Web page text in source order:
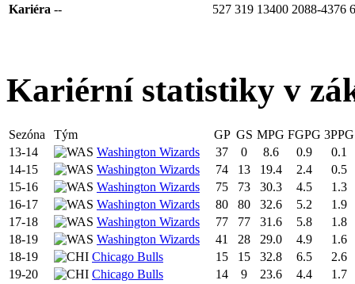
Kariéra -- 527 319 13400 2088-4376
Kariérní statistiky v
Sezóna Tým GP GS MPG FGPG 3PPG
13-14
Washington Wizards 37 0 8.6 0.9
0.1
14-15
Washington Wizards 74 13 19.4 2.4
0.5
15-16
Washington Wizards 75 73 30.3 4.5
1.3
16-17
Washington Wizards 80 80 32.6 5.2
1.9
17-18
Washington Wizards 77 77 31.6 5.8
1.8
18-19
Washington Wizards 41 28 29.0 4.9
1.6
18-19
Chicago Bulls 15 15 32.8 6.5
2.6
19-20
Chicago Bulls 14 9 23.6 4.4
1.7